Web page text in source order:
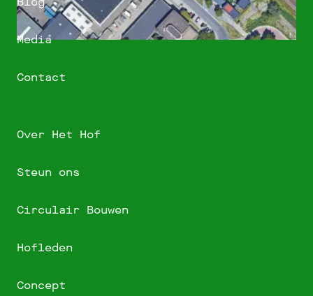
Media
Contact
Over Het Hof
Steun ons
Circulair Bouwen
Hofleden
Concept